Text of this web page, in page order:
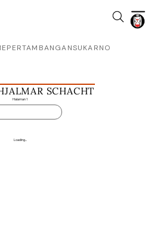
SCHACHT
Halaman 1
Loading...
PERTAMBANGANSUKARNO